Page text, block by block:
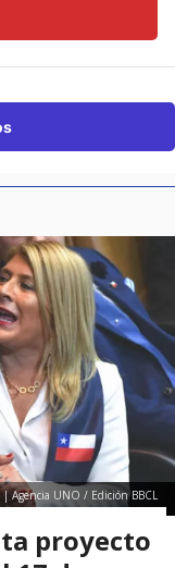
| Agencia UNO / Edición BBCL
proyecto